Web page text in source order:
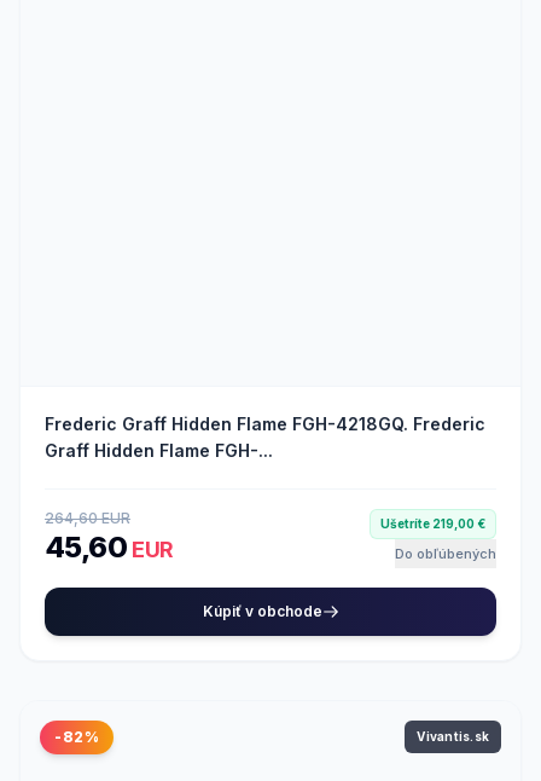
Frederic Graff Hidden Flame FGH-4218GQ. Frederic
Graff Hidden Flame FGH-...
264,60 EUR
45,60 EUR
Ušetríte 219,00 €
Do obľúbených
Kúpiť v obchode
-82% Vivantis.sk